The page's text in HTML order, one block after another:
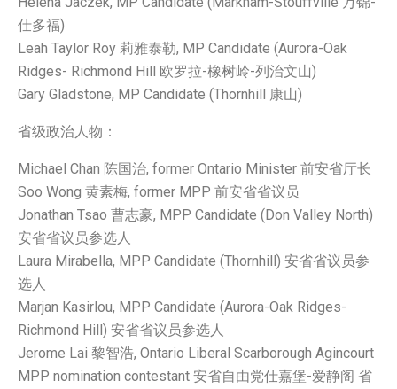
仕多福)
Leah Taylor Roy 莉雅泰勒, MP Candidate (Aurora-Oak
Ridges- Richmond Hill 欧罗拉-橡树岭-列治文山)
Gary Gladstone, MP Candidate (Thornhill 康山)
省级政治人物：
Michael Chan 陈国治, former Ontario Minister 前安省厅长
Soo Wong 黄素梅, former MPP 前安省省议员
Jonathan Tsao 曹志豪, MPP Candidate (Don Valley North)
安省省议员参选人
Laura Mirabella, MPP Candidate (Thornhill) 安省省议员参
选人
Marjan Kasirlou, MPP Candidate (Aurora-Oak Ridges-
Richmond Hill) 安省省议员参选人
Jerome Lai 黎智浩, Ontario Liberal Scarborough Agincourt
MPP nomination contestant 安省自由党仕嘉堡-爱静阁 省